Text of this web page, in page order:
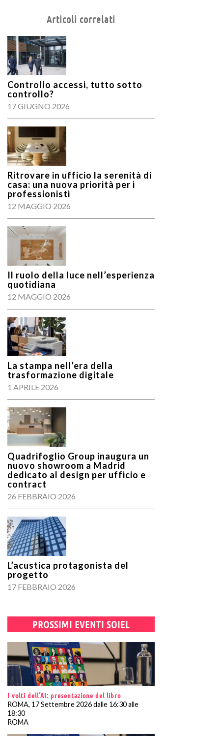
Articoli correlati
Controllo accessi, tutto sotto
controllo?
17 GIUGNO 2026
Ritrovare in ufficio la serenità di
casa: una nuova priorità per i
professionisti
12 MAGGIO 2026
Il ruolo della luce nell’esperienza
quotidiana
12 MAGGIO 2026
La stampa nell’era della
trasformazione digitale
1 APRILE 2026
Quadrifoglio Group inaugura un
nuovo showroom a Madrid
dedicato al design per ufficio e
contract
26 FEBBRAIO 2026
L’acustica protagonista del
progetto
17 FEBBRAIO 2026
PROSSIMI EVENTI SOIEL
I volti dell’AI: presentazione del libro
ROMA, 17 Settembre 2026 dalle 16:30 alle
18:30
ROMA